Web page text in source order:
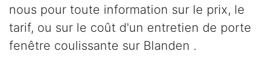
nous pour toute information sur le prix, le
tarif, ou sur le coût d'un entretien de porte
fenêtre coulissante sur Blanden .